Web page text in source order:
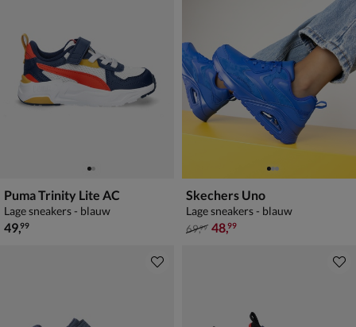
Puma Trinity Lite AC
Lage sneakers - blauw
€ 49,99
49,99
Skechers Uno
Lage sneakers - blauw
van € 69,99 voor € 48,99
69,99 48,99